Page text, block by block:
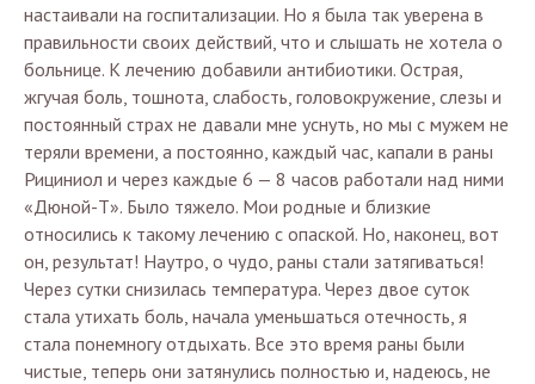
настаивали на госпитализации. Но я была так уверена в
правильности своих действий, что и слышать не хотела о
больнице. К лечению добавили антибиотики. Острая,
жгучая боль, тошнота, слабость, головокружение, слезы и
постоянный страх не давали мне уснуть, но мы с мужем не
теряли времени, а постоянно, каждый час, капали в раны
Рициниол и через каждые 6 — 8 часов работали над ними
«Дюной-Т». Было тяжело. Мои родные и близкие
относились к такому лечению с опаской. Но, наконец, вот
он, результат! Наутро, о чудо, раны стали затягиваться!
Через сутки снизилась температура. Через двое суток
стала утихать боль, начала уменьшаться отечность, я
стала понемногу отдыхать. Все это время раны были
чистые, теперь они затянулись полностью и, надеюсь, не